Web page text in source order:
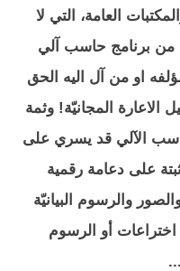
العامة، التي لا
من برنامج حاسب آلي
او من آل اليه الحق
المجانيّة! وثمة
الآلي قد يسري على
على دعامة رقمية
والرسوم البيانيّة
اختراعات أو الرسوم